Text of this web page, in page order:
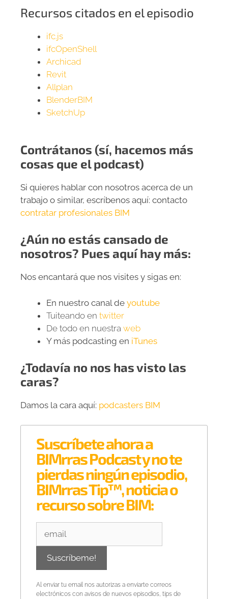
Recursos citados en el episodio
ifc.js
ifcOpenShell
Archicad
Revit
Allplan
BlenderBIM
SketchUp
Contrátanos (sí, hacemos más
cosas que el podcast)
Si quieres hablar con nosotros acerca de un
trabajo o similar, escríbenos aquí: contacto
contratar profesionales BIM
¿Aún no estás cansado de
nosotros? Pues aquí hay más:
Nos encantará que nos visites y sigas en:
En nuestro canal de youtube
Tuiteando en twitter
De todo en nuestra web
Y más podcasting en iTunes
¿Todavía no nos has visto las
caras?
Damos la cara aquí: podcasters BIM
Suscríbete ahora a
BIMrras Podcast y no te
pierdas ningún episodio,
BIMrras Tip™, noticia o
recurso sobre BIM:
Al enviar tu email nos autorizas a enviarte correos
electrónicos con avisos de nuevos episodios, tips de